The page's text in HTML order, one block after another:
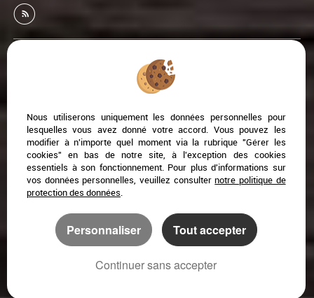
Afin de vous offrir un confort de lecture permanent, depuis
votre PC, votre tablette ou votre smartphone, notre site
Logiciel transaction
Création site internet immobilier
Référencement site immobilier
Narbonne (11100)
Coursan (11110)
Armissan (11110)
Ventenac En Minervois (11120)
Fleury-d'aude (11560)
Gruissan (11430)
Peyriac De Mer (11440)
Nous utiliserons uniquement les données personnelles pour
lesquelles vous avez donné votre accord. Vous pouvez les
modifier à n'importe quel moment via la rubrique "Gérer les
cookies" en bas de notre site, à l'exception des cookies
essentiels à son fonctionnement. Pour plus d'informations sur
vos données personnelles, veuillez consulternotre politique de
protection des données.
Personnaliser Tout accepter
Continuer sans accepter